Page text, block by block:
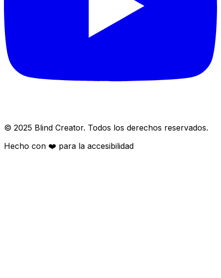
© 2025 Blind Creator. Todos los derechos reservados.
Hecho con ❤️ para la accesibilidad